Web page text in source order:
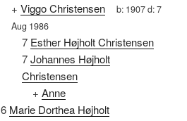
+ Viggo Christensen b: 1907d:7
Aug 1986
7 Esther Højholt Christensen
7Johannes Højholt
Christensen
+ Anne
6 Marie Dorthea Højholt